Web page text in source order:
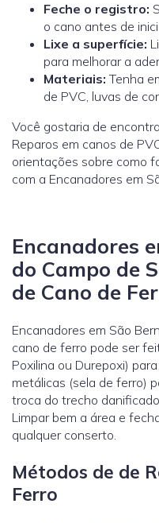
Feche o registro:
o cano antes de
Lixe a superfície:
para melhorar a
Materiais: Tenha
de PVC, luvas de
Você gostaria de
Reparos em canos de
orientações sobre como
com a Encanadores em
Encanadores
do Campo de
de Cano de
Encanadores em São
cano de ferro pode ser
Poxilina ou Durepoxi)
metálicas (sela de ferro)
troca do trecho
Limpar bem a área e
qualquer conserto.
Métodos de de
Ferro